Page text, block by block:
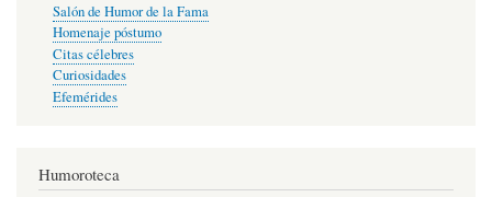
Salón de Humor de la Fama
Homenaje póstumo
Citas célebres
Curiosidades
Efemérides
Humoroteca